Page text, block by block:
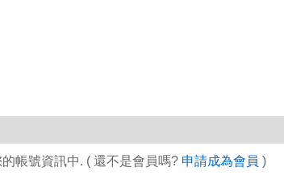
帳號資訊中. ( 還不是會員嗎? 申請成為會員 )